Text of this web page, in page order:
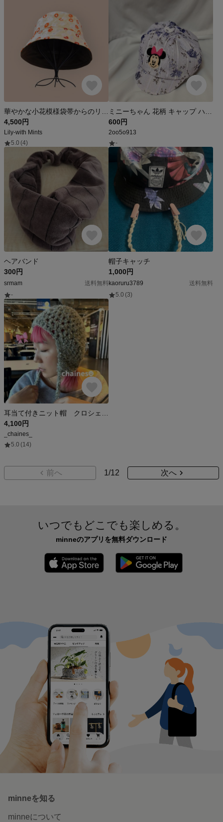
4,500円
Lily-with Mints
5.0 (4)
600円
2oo5o913
-
ヘアバンド
300円
srmam
送料無料
-
帽子キャッチ
1,000円
kaoruru3789
送料無料
5.0 (3)
4,100円
_chaines_
5.0 (14)
前へ 1/12 次へ
いつでもどこでも楽しめる。
minneのアプリを無料ダウンロード
minneを知る
minneについて